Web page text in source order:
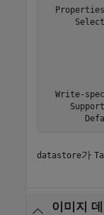
Write-
datastore가
이미지